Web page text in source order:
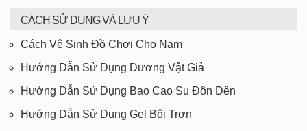
CÁCH SỬ DỤNG VÀ LƯU Ý
Cách Vệ Sinh Đồ Chơi Cho Nam
Hướng Dẫn Sử Dụng Dương Vật Giả
Hướng Dẫn Sử Dụng Bao Cao Su Đôn Dên
Hướng Dẫn Sử Dụng Gel Bôi Trơn